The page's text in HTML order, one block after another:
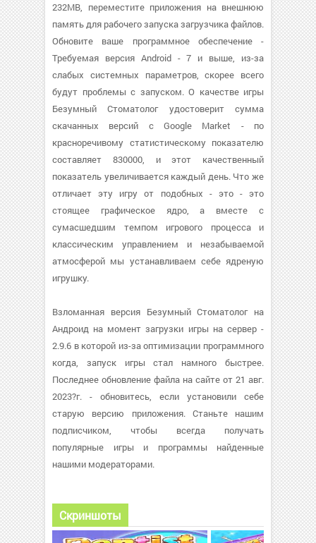
232MB, переместите приложения на внешнюю
память для рабочего запуска загрузчика файлов.
Обновите ваше программное обеспечение -
Требуемая версия Android - 7 и выше, из-за
слабых системных параметров, скорее всего
будут проблемы с запуском. О качестве игры
Безумный Стоматолог удостоверит сумма
скачанных версий с Google Market - по
красноречивому статистическому показателю
составляет 830000, и этот качественный
показатель увеличивается каждый день. Что же
отличает эту игру от подобных - это - это
стоящее графическое ядро, а вместе с
сумасшедшим темпом игрового процесса и
классическим управлением и незабываемой
атмосферой мы устанавливаем себе ядреную
игрушку.
Взломанная версия Безумный Стоматолог на
Андроид на момент загрузки игры на сервер -
2.9.6 в которой из-за оптимизации программного
когда, запуск игры стал намного быстрее.
Последнее обновление файла на сайте от 21 авг.
2023?г. - обновитесь, если установили себе
старую версию приложения. Станьте нашим
подписчиком, чтобы всегда получать
популярные игры и программы найденные
нашими модераторами.
Скриншоты